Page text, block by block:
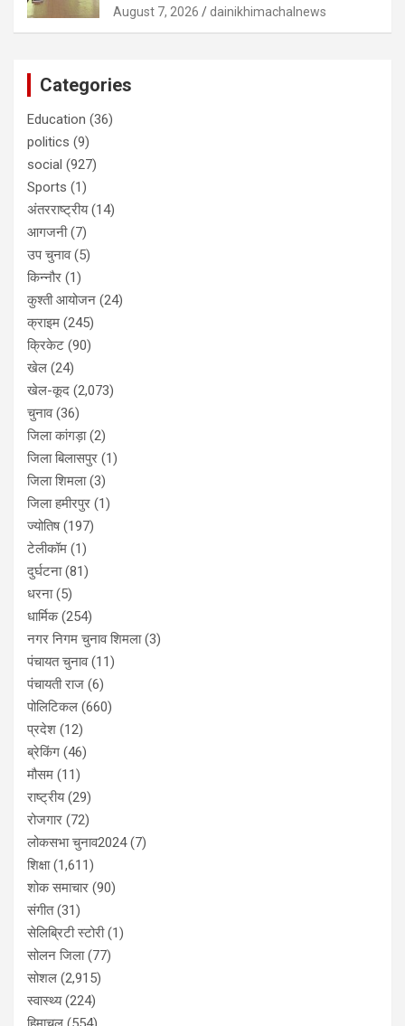
August 7, 2026 dainikhimachalnews
Categories
Education (36)
politics (9)
social (927)
Sports (1)
अंतरराष्ट्रीय(14)
आगजनी(7)
उप चुनाव(5)
किन्नौर (1)
कुश्ती आयोजन (24)
क्राइम (245)
क्रिकेट (90)
खेल (24)
खेल-कूद (2,073)
चुनाव(36)
जिला कांगड़ा(2)
जिला बिलासपुर (1)
जिला शिमला(3)
जिला हमीरपुर (1)
ज्योतिष(197)
टेलीकॉम (1)
दुर्घटना(81)
धरना(5)
धार्मिक(254)
नगर निगम चुनाव शिमला(3)
पंचायत चुनाव(11)
पंचायती राज (6)
पोलिटिकल (660)
प्रदेश (12)
ब्रेकिंग (46)
मौसम (11)
राष्ट्रीय(29)
रोजगार (72)
लोकसभा चुनाव2024(7)
शिक्षा(1,611)
शोक समाचार (90)
संगीत(31)
सेलिब्रिटी स्टोरी(1)
सोलन जिला(77)
सोशल (2,915)
स्वास्थ्य(224)